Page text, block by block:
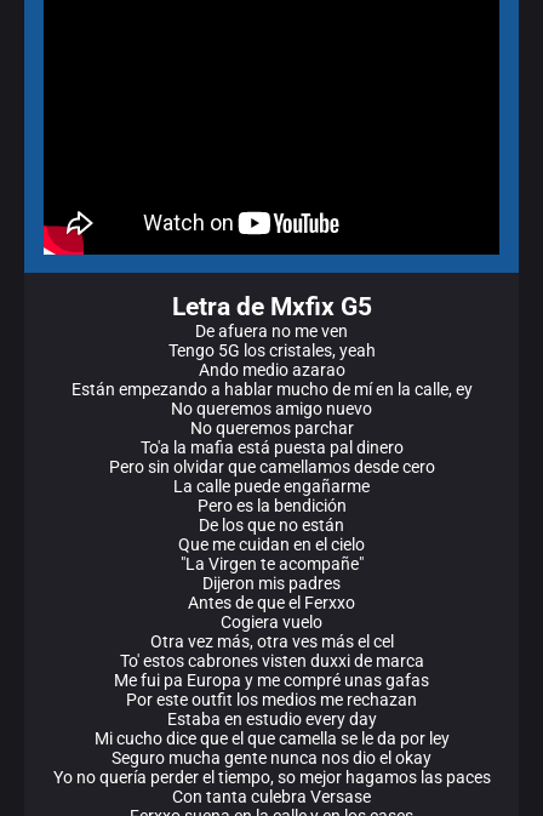
Letra de Mxfix G5
De afuera no me ven
Tengo 5G los cristales, yeah
Ando medio azarao
Están empezando a hablar mucho de mí en la calle, ey
No queremos amigo nuevo
No queremos parchar
To'a la mafia está puesta pal dinero
Pero sin olvidar que camellamos desde cero
La calle puede engañarme
Pero es la bendición
De los que no están
Que me cuidan en el cielo
"La Virgen te acompañe"
Dijeron mis padres
Antes de que el Ferxxo
Cogiera vuelo
Otra vez más, otra ves más el cel
To' estos cabrones visten duxxi de marca
Me fui pa Europa y me compré unas gafas
Por este outfit los medios me rechazan
Estaba en estudio every day
Mi cucho dice que el que camella se le da por ley
Seguro mucha gente nunca nos dio el okay
Yo no quería perder el tiempo, so mejor hagamos las paces
Con tanta culebra Versase